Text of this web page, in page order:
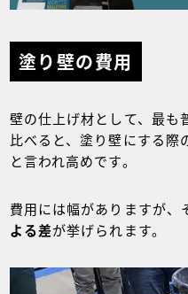
塗り壁の費用
壁の仕上げ材として、最も
比べると、塗り壁にする際
と言われ高めです。
費用には幅がありますが、
よる差が挙げられます。